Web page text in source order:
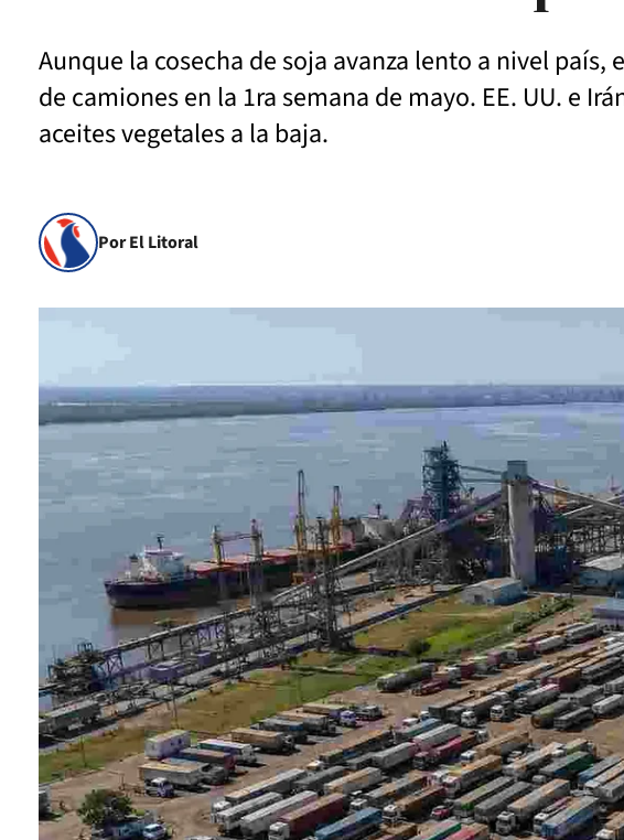
Aunque la cosecha de soja avanza lento a nivel
de camiones en la 1ra semana de mayo. EE. UU. e
aceites vegetales a la baja.
Por El Litoral